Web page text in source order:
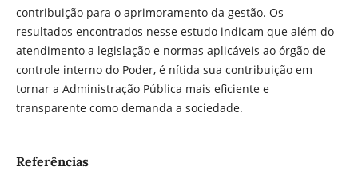
contribuição para o aprimoramento da gestão. Os
resultados encontrados nesse estudo indicam que além do
atendimento a legislação e normas aplicáveis ao órgão de
controle interno do Poder, é nítida sua contribuição em
tornar a Administração Pública mais eficiente e
transparente como demanda a sociedade.
Referências